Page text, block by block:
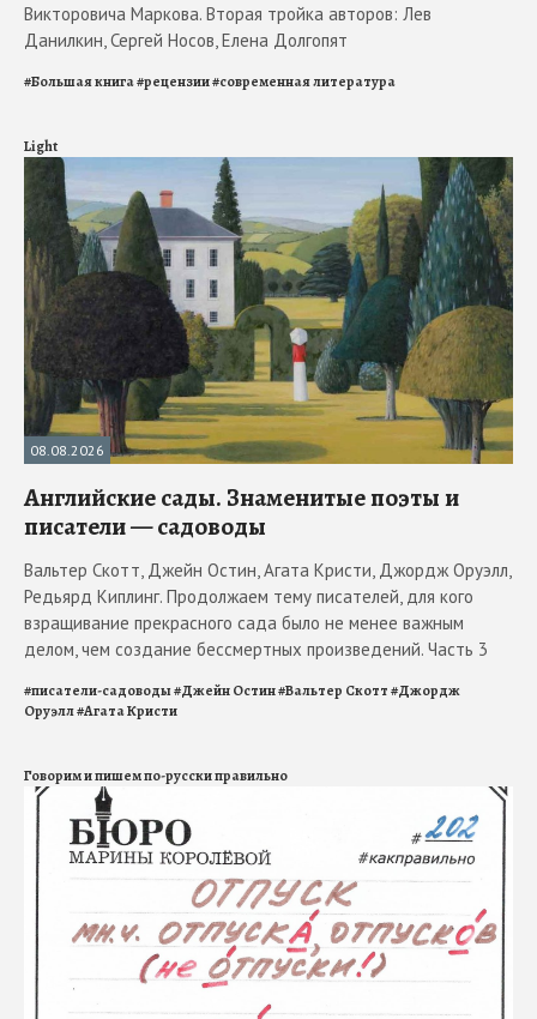
Викторовича Маркова. Вторая тройка авторов: Лев
Данилкин, Сергей Носов, Елена Долгопят
#Большая книга#рецензии#современная литература
Light
08.08.2026
Английские сады. Знаменитые поэты и
писатели — садоводы
Вальтер Скотт, Джейн Остин, Агата Кристи, Джордж Оруэлл,
Редьярд Киплинг. Продолжаем тему писателей, для кого
взращивание прекрасного сада было не менее важным
делом, чем создание бессмертных произведений. Часть 3
#писатели-садоводы#Джейн Остин#Вальтер Скотт#Джордж
Оруэлл#Агата Кристи
Говорим и пишем по-русски правильно